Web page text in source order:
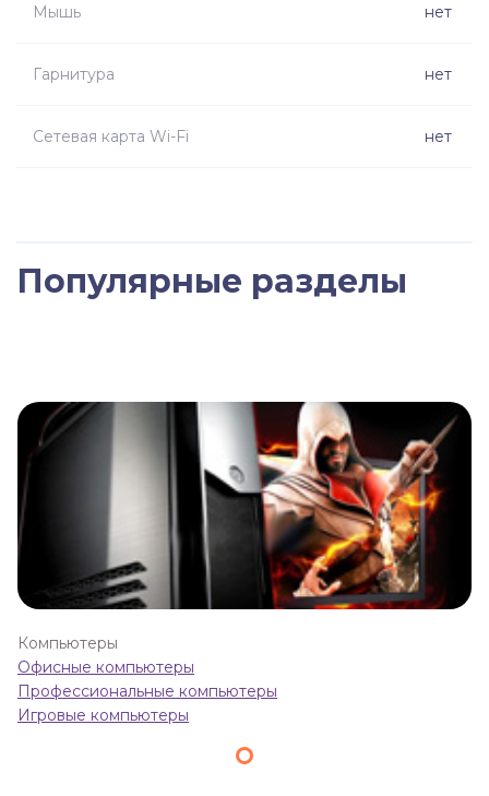
Мышь нет
Гарнитура нет
Сетевая карта Wi-Fi нет
Популярные разделы
Компьютеры
Офисные компьютеры
Профессиональные компьютеры
Игровые компьютеры
1